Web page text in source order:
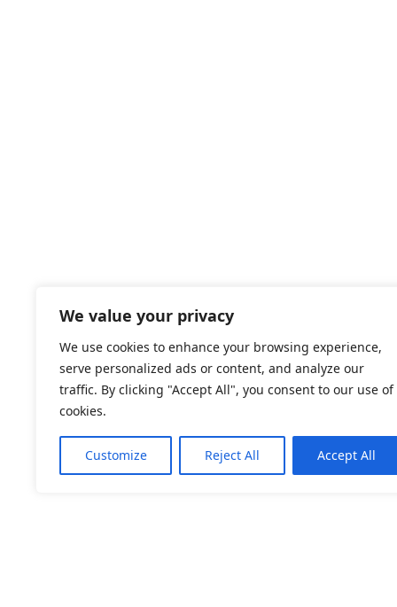
We value your privacy
We use cookies to enhance your browsing experience,
serve personalized ads or content, and analyze our
traffic. By clicking "Accept All", you consent to our use of
cookies.
Customize Reject All Accept All